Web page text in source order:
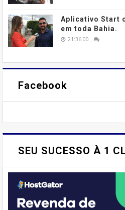
Aplicativo Start
em toda Bahia.
21:36:00
Facebook
SEU SUCESSO À 1